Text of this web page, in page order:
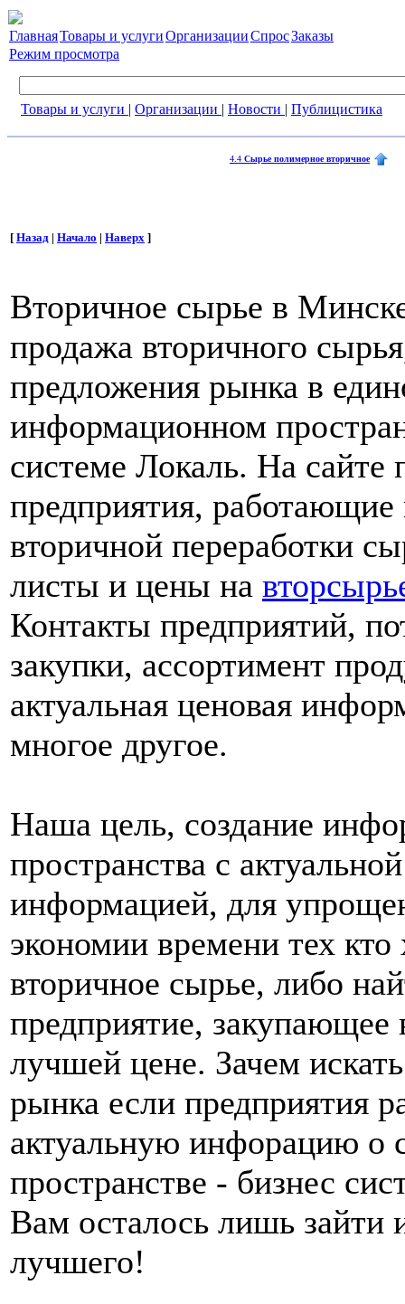
ГлавнаяТовары и услугиОрганизацииСпросЗаказы
Режим просмотра
Товары и услуги | Организации | Новости | Публицистика
4.4 Сырье полимерное вторичное
[ Назад | Начало | Наверх ]
Вторичное сырье в
продажа вторичного
предложения рынка в
информационном
системе Локаль. На сайте
предприятия, работающие
вторичной переработки
листы и цены на
Контакты предприятий,
закупки, ассортимент
актуальная ценовая
многое другое.
Наша цель, создание
пространства с актуальной
информацией, для
экономии времени тех кто
вторичное сырье, либо
предприятие, закупающее
лучшей цене. Зачем
рынка если предприятия
актуальную инфорацию о
пространстве - бизнес
Вам осталось лишь зайти
лучшего!